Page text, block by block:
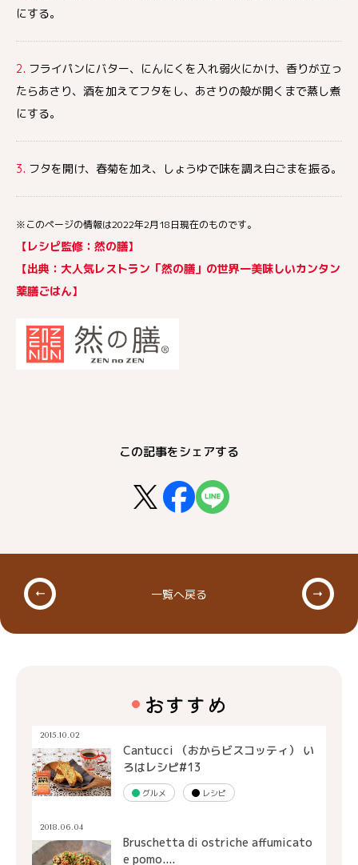
にする。
2. フライパンにバター、にんにくを入れ弱火にかけ、香りが立っ
たらあさり、酒を加えてフタをし、あさりの殻が開くまで蒸し煮
にする。
3. フタを開け、春菊を加え、しょうゆで味を調え白ごまを振る。
※このページの情報は2022年2月18日現在のものです。
【レシピ監修：然の膳】
【出典：大人気レストラン「然の膳」の世界一美味しいカンタン
薬膳ごはん】
この記事をシェアする
一覧へ戻る
おすすめ
2015.10.02
Cantucci （おからビスコッティ） い
ろはレシピ#13
グルメ レシピ
2018.06.04
Bruschetta di ostriche affumicato
e pomo....